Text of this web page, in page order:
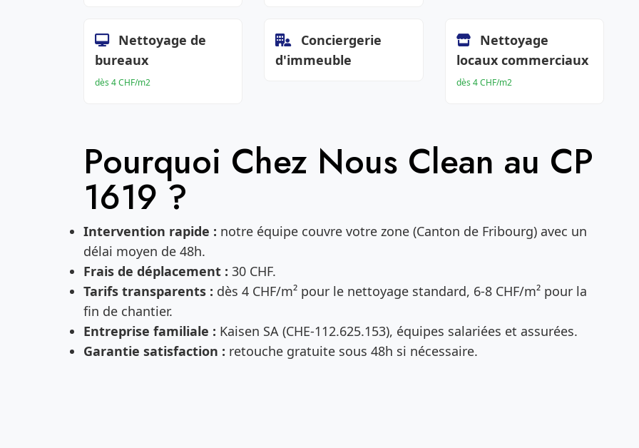
Nettoyage de
bureaux
dès 4 CHF/m2
Conciergerie
d'immeuble
Nettoyage
locaux commerciaux
dès 4 CHF/m2
Pourquoi Chez Nous Clean au CP
1619 ?
Intervention rapide : notre équipe couvre votre zone (Canton de Fribourg) avec un
délai moyen de 48h.
Frais de déplacement : 30 CHF.
Tarifs transparents : dès 4 CHF/m² pour le nettoyage standard, 6-8 CHF/m² pour la
fin de chantier.
Entreprise familiale : Kaisen SA (CHE-112.625.153), équipes salariées et assurées.
Garantie satisfaction : retouche gratuite sous 48h si nécessaire.